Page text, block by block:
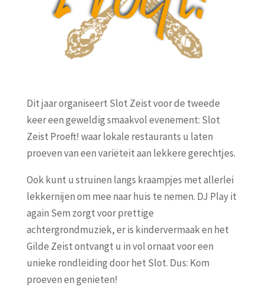
Dit jaar organiseert Slot Zeist voor de tweede
keer een geweldig smaakvol evenement: Slot
Zeist Proeft! waar lokale restaurants u laten
proeven van een variëteit aan lekkere gerechtjes.
Ook kunt u struinen langs kraampjes met allerlei
lekkernijen om mee naar huis te nemen. DJ Play it
again Sem zorgt voor prettige
achtergrondmuziek, er is kindervermaak en het
Gilde Zeist ontvangt u in vol ornaat voor een
unieke rondleiding door het Slot. Dus: Kom
proeven en genieten!